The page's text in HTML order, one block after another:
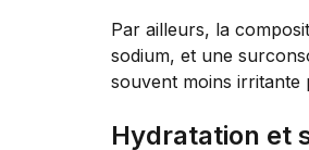
Par ailleurs, la
sodium, et une
souvent moins irritante
Hydratation et